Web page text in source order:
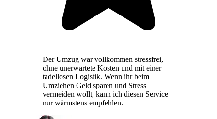
Der Umzug war vollkommen stressfrei,
ohne unerwartete Kosten und mit einer
tadellosen Logistik. Wenn ihr beim
Umziehen Geld sparen und Stress
vermeiden wollt, kann ich diesen Service
nur wärmstens empfehlen.